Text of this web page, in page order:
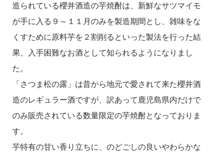
造られている櫻井酒造の芋焼酎は、新鮮なサツマイモ
が手に入る９～１１月のみを製造期間とし、雑味をな
くすために原料芋を２割削るといった製法を行った結
果、入手困難なお酒として知られるようになりまし
た。
「さつま松の露」は昔から地元で愛されて来た櫻井酒
造のレギュラー酒ですが、訳あって鹿児島県内だけで
のみ販売されている数量限定の芋焼酎となっておりま
す。
芋特有の甘い香り立ちに、のどごしの良いやわらかな